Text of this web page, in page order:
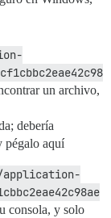
un archivo,
debería
pégalo aquí
application-
consola, y solo